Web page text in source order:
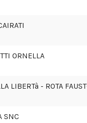
ORNELLA
LIBERTà - ROTA
SNC